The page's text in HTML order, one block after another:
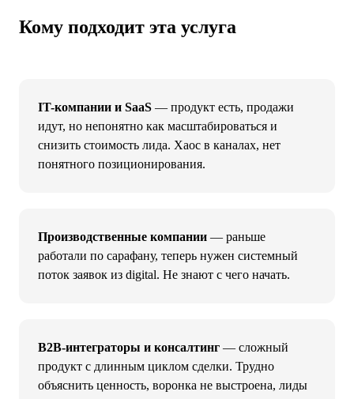
Кому подходит эта услуга
IT-компании и SaaS — продукт есть, продажи
идут, но непонятно как масштабироваться и
снизить стоимость лида. Хаос в каналах, нет
понятного позиционирования.
Производственные компании — раньше
работали по сарафану, теперь нужен системный
поток заявок из digital. Не знают с чего начать.
B2B-интеграторы и консалтинг — сложный
продукт с длинным циклом сделки. Трудно
объяснить ценность, воронка не выстроена, лиды